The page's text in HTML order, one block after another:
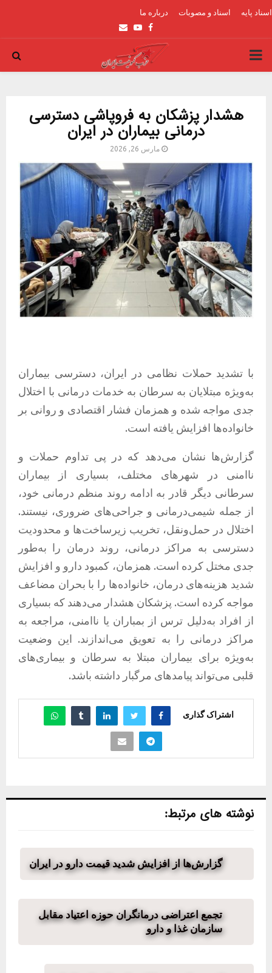
اسناد پایه اسناد و مصوبات درباره ما
Facebook
Youtube
Email
PRIMARY
هشدار پزشکان به فروپاشی دسترسی
درمانی بیماران در ایران
مارس 26, 2026
با تشدید حملات نظامی در ایران، دسترسی بیماران
به‌ویژه مبتلایان به سرطان به خدمات درمانی با اختلال
جدی مواجه شده و همزمان فشار اقتصادی و روانی بر
خانواده‌ها افزایش یافته است.
گزارش‌ها نشان می‌دهد که در پی تداوم حملات و
ناامنی در شهرهای مختلف، بسیاری از بیماران
سرطانی دیگر قادر به ادامه روند منظم درمانی خود،
از جمله شیمی‌درمانی و جراحی‌های ضروری، نیستند.
اختلال در حمل‌ونقل، تخریب زیرساخت‌ها و محدودیت
دسترسی به مراکز درمانی، روند درمان را به‌طور
جدی مختل کرده است. همزمان، کمبود دارو و افزایش
شدید هزینه‌های درمان، خانواده‌ها را با بحران مضاعف
مواجه کرده است. پزشکان هشدار می‌دهند که بسیاری
از افراد به‌دلیل ترس از بمباران یا ناامنی، مراجعه به
مراکز درمانی را به تعویق می‌اندازند. این وضعیت
به‌ویژه برای بیماران مبتلا به سرطان و بیماری‌های
قلبی می‌تواند پیامدهای مرگبار داشته باشد.
اشتراک گذاری
نوشته های مرتبط:
گزارش‌ها از افزایش شدید قیمت دارو در ایران
تجمع اعتراضی درمانگران حوزه اعتیاد مقابل
سازمان غذا و دارو